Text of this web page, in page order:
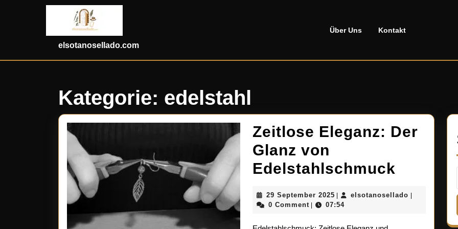
elsotanosellado.com
Über Uns Kontakt
Kategorie: edelstahl
Zeitlose Eleganz: Der
Glanz von
Edelstahlschmuck Zeitlose
Der
29 September 2025 29
September
elsotanosellado
0 Comment 07:54